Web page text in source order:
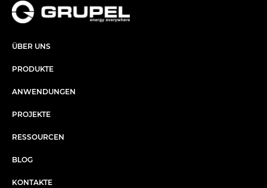
ÜBER UNS​
PRODUKTE
ANWENDUNGEN
PROJEKTE
RESSOURCEN
BLOG
KONTAKTE